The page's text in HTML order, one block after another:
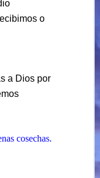
o
a Dios por
cosechas.